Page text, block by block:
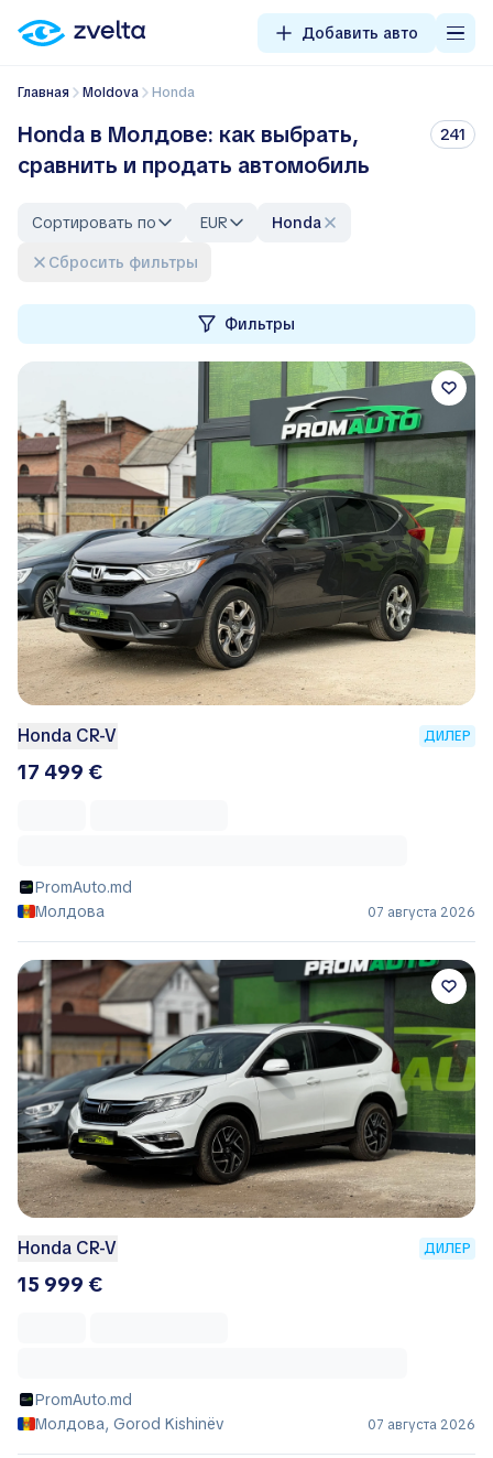
Добавить авто
Главная Moldova Honda
Honda в Молдове: как выбрать,
сравнить и продать автомобиль
241
Сортировать по EUR
Honda
Сбросить фильтры
Фильтры
Honda CR-V ДИЛЕР
17 499 €
PromAuto.md
Молдова
07 августа 2026
Honda CR-V ДИЛЕР
15 999 €
PromAuto.md
Молдова, Gorod Kishinëv
07 августа 2026